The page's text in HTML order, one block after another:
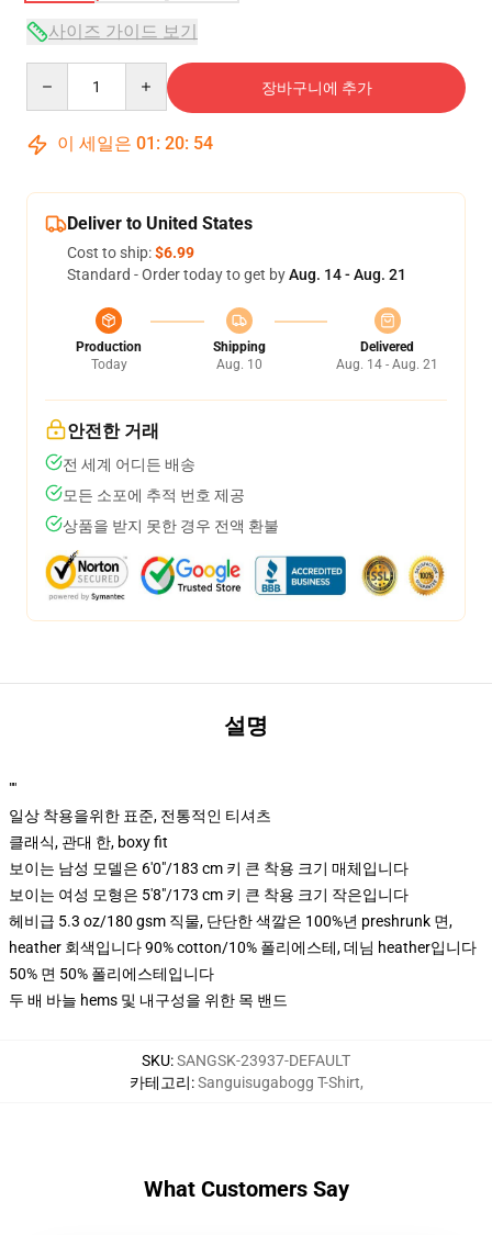
사이즈 가이드 보기
장바구니에 추가
이 세일은 01 : 20: 53
Deliver to United States
Cost to ship:$6.99
Standard - Order today to get byAug. 14 - Aug. 21
Production
Today
Shipping
Aug. 10
Delivered
Aug. 14 - Aug. 21
안전한 거래
전 세계 어디든 배송
모든 소포에 추적 번호 제공
상품을 받지 못한 경우 전액 환불
설명
""
일상 착용을위한 표준, 전통적인 티셔츠
클래식, 관대 한, boxy fit
보이는 남성 모델은 6'0"/183 cm 키 큰 착용 크기 매체입니다
보이는 여성 모형은 5'8"/173 cm 키 큰 착용 크기 작은입니다
헤비급 5.3 oz/180 gsm 직물, 단단한 색깔은 100%년 preshrunk 면,
heather 회색입니다 90% cotton/10% 폴리에스테, 데님 heather입니다
50% 면 50% 폴리에스테입니다
두 배 바늘 hems 및 내구성을 위한 목 밴드
SKU:SANGSK-23937-DEFAULT
카테고리:Sanguisugabogg T-Shirt,
What Customers Say